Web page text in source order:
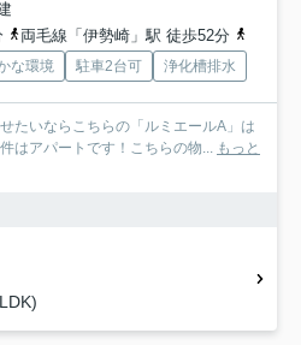
両毛線「伊勢崎」駅 徒歩52分
な環境 駐車2台可 浄化槽排水
たいならこちらの「ルミエールA」は
はアパートです！こちらの物... もっと